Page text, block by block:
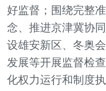
好监督；围绕完整
念、推进京津冀协
设雄安新区、冬奥
发展等开展监督检
化权力运行和制度